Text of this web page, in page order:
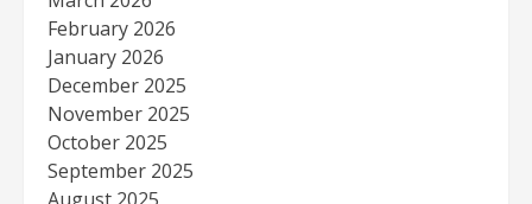
February 2026
January 2026
December 2025
November 2025
October 2025
September 2025